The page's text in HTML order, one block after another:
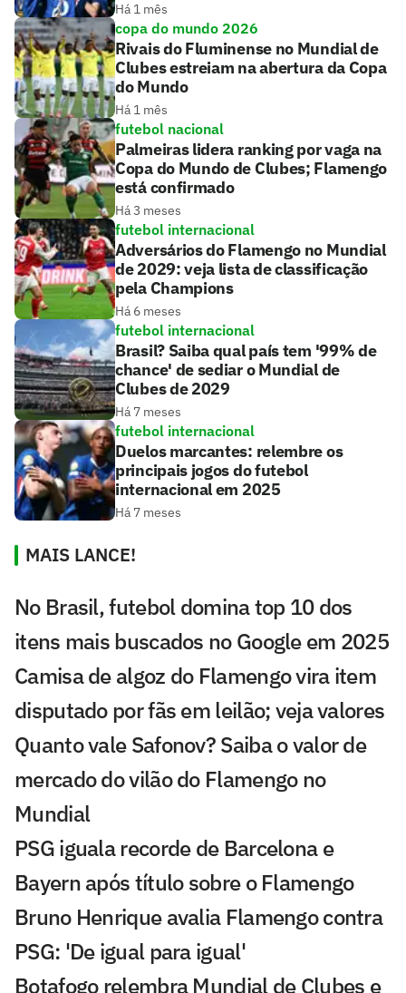
Há 1 mês
copa do mundo 2026
Rivais do Fluminense no Mundial de
Clubes estreiam na abertura da Copa
do Mundo
Há 1 mês
futebol nacional
Palmeiras lidera ranking por vaga na
Copa do Mundo de Clubes; Flamengo
está confirmado
Há 3 meses
futebol internacional
Adversários do Flamengo no Mundial
de 2029: veja lista de classificação
pela Champions
Há 6 meses
futebol internacional
Brasil? Saiba qual país tem '99% de
chance' de sediar o Mundial de
Clubes de 2029
Há 7 meses
futebol internacional
Duelos marcantes: relembre os
principais jogos do futebol
internacional em 2025
Há 7 meses
MAIS LANCE!
No Brasil, futebol domina top 10 dos
itens mais buscados no Google em 2025
Camisa de algoz do Flamengo vira item
disputado por fãs em leilão; veja valores
Quanto vale Safonov? Saiba o valor de
mercado do vilão do Flamengo no
Mundial
PSG iguala recorde de Barcelona e
Bayern após título sobre o Flamengo
Bruno Henrique avalia Flamengo contra
PSG: 'De igual para igual'
Botafogo relembra Mundial de Clubes e